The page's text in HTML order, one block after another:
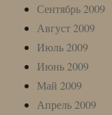
Сентябрь 2009
Август 2009
Июль 2009
Июнь 2009
Май 2009
Апрель 2009